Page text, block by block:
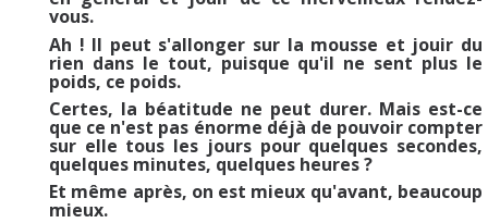
vous.
Ah ! Il peut s'allonger sur la mousse et jouir du
rien dans le tout, puisque qu'il ne sent plus le
poids, ce poids.
Certes, la béatitude ne peut durer. Mais est-ce
que ce n'est pas énorme déjà de pouvoir compter
sur elle tous les jours pour quelques secondes,
quelques minutes, quelques heures ?
Et même après, on est mieux qu'avant, beaucoup
mieux.